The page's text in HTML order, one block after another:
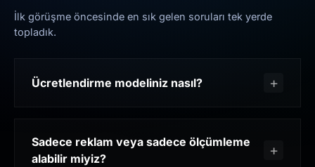
İlk görüşme öncesinde en sık gelen soruları tek yerde
topladık.
Ücretlendirme modeliniz nasıl?
Sadece reklam veya sadece ölçümleme
alabilir miyiz?